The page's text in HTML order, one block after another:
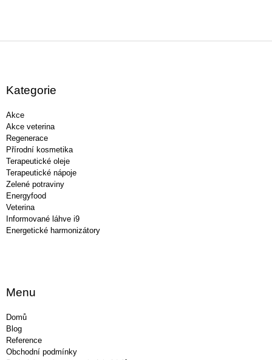
Kategorie
Akce
Akce veterina
Regenerace
Přírodní kosmetika
Terapeutické oleje
Terapeutické nápoje
Zelené potraviny
Energyfood
Veterina
Informované láhve i9
Energetické harmonizátory
Menu
Domů
Blog
Reference
Obchodní podmínky